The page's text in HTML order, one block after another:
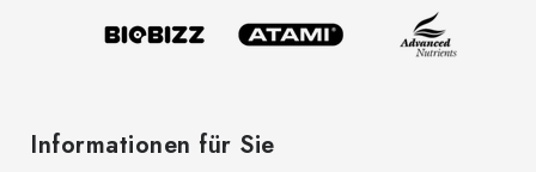
Informationen für Sie